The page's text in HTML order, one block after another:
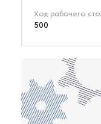
Ход рабочего
500